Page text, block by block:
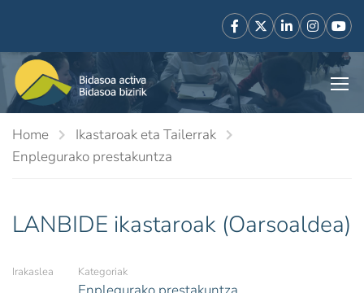
Home
Ikastaroak eta Tailerrak
Enplegurako prestakuntza
LANBIDE ikastaroak (Oarsoaldea)
Irakaslea Kategoriak